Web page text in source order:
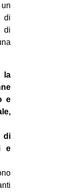
di
di
e
di
e